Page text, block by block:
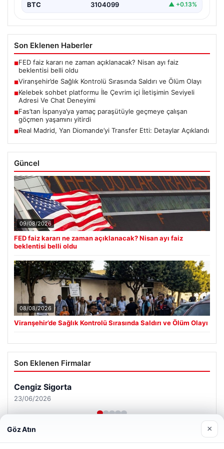
BTC 3104099 ▲ +0.13%
Son Eklenen Haberler
■FED faiz kararı ne zaman açıklanacak? Nisan ayı faiz
beklentisi belli oldu
■Viranşehir’de Sağlık Kontrolü Sırasında Saldırı ve Ölüm Olayı
■Kelebek sohbet platformu İle Çevrim içi İletişimin Seviyeli
Adresi Ve Chat Deneyimi
■Fas’tan İspanya’ya yamaç paraşütüyle geçmeye çalışan
göçmen yaşamını yitirdi
■Real Madrid, Yan Diomande’yi Transfer Etti: Detaylar Açıklandı
Güncel
09/08/2026
FED faiz kararı ne zaman açıklanacak? Nisan ayı faiz
beklentisi belli oldu
08/08/2026
Viranşehir’de Sağlık Kontrolü Sırasında Saldırı ve Ölüm Olayı
Son Eklenen Firmalar
Göz Atın ×